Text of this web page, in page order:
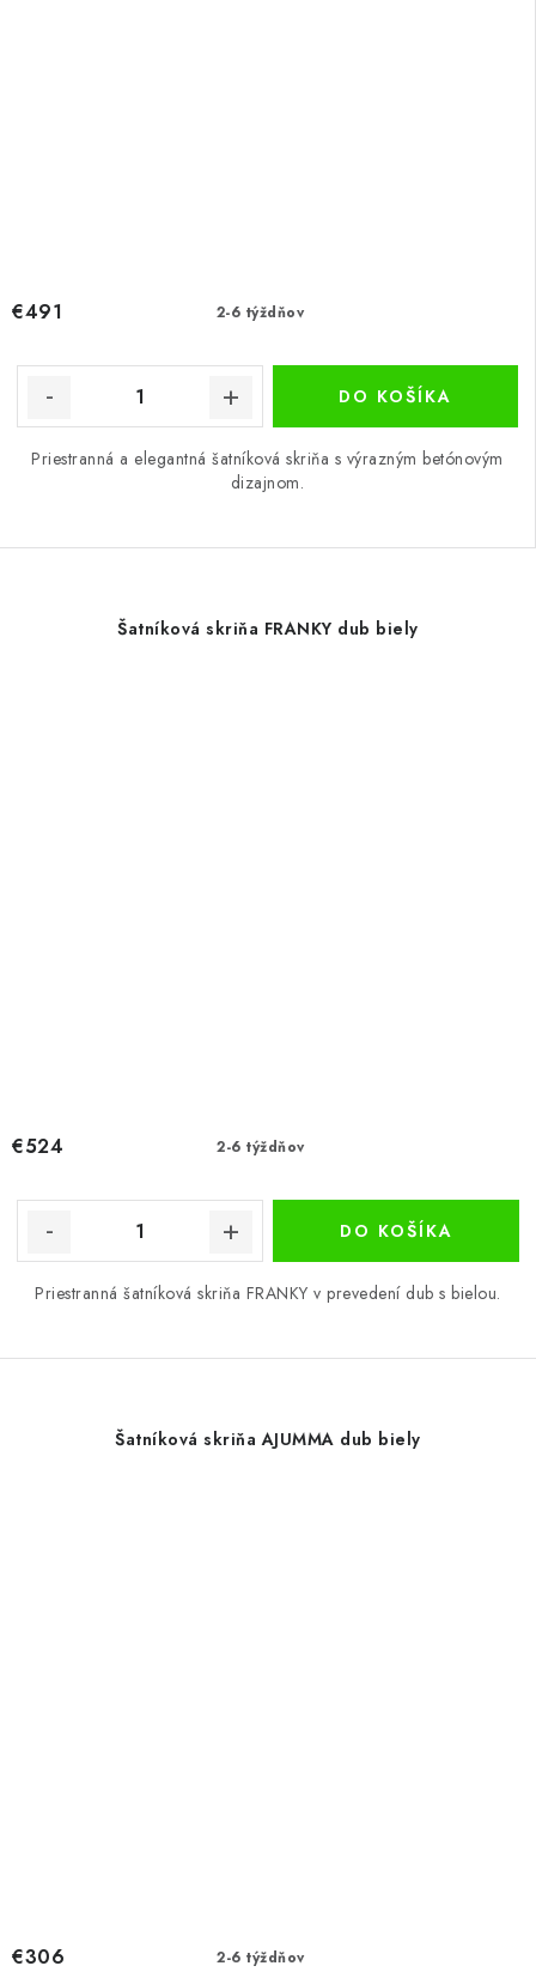
2-6 týždňov
€491
DO KOŠÍKA
Priestranná a elegantná šatníková skriňa s výrazným betónovým
dizajnom.
Šatníková skriňa FRANKY dub biely
2-6 týždňov
€524
DO KOŠÍKA
Priestranná šatníková skriňa FRANKY v prevedení dub s bielou.
Šatníková skriňa AJUMMA dub biely
2-6 týždňov
€306